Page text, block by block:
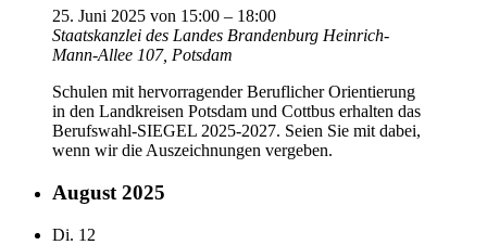
25. Juni 2025 von 15:00 – 18:00
Staatskanzlei des Landes Brandenburg Heinrich-
Mann-Allee 107, Potsdam
Schulen mit hervorragender Beruflicher Orientierung
in den Landkreisen Potsdam und Cottbus erhalten das
Berufswahl-SIEGEL 2025-2027. Seien Sie mit dabei,
wenn wir die Auszeichnungen vergeben.
August 2025
Di. 12